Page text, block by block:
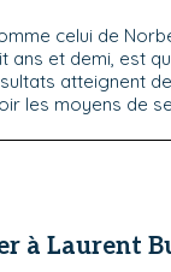
celui de
ans et demi, est
atteignent
les moyens de
à Laurent